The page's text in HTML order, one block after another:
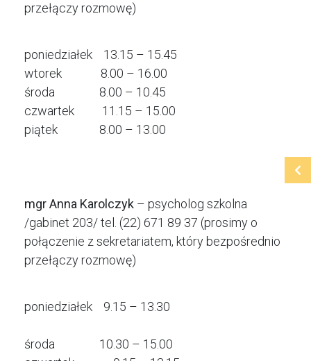
przełączy rozmowę)
poniedziałek 13.15 – 15.45
wtorek 8.00 – 16.00
środa 8.00 – 10.45
czwartek 11.15 – 15.00
piątek 8.00 – 13.00
mgr Anna Karolczyk – psycholog szkolna
/gabinet 203/ tel. (22) 671 89 37 (prosimy o
połączenie z sekretariatem, który bezpośrednio
przełączy rozmowę)
poniedziałek 9.15 – 13.30
środa 10.30 – 15.00